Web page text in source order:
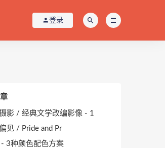
登录
影 / 经典文学改编影像 - 1
见 / Pride and Pr
3种颜色配色方案